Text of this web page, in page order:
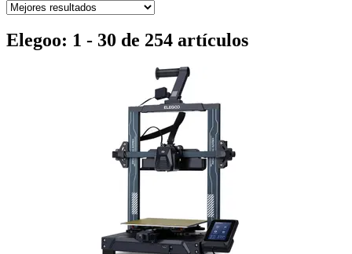
Elegoo: 1 - 30 de 254 artículos